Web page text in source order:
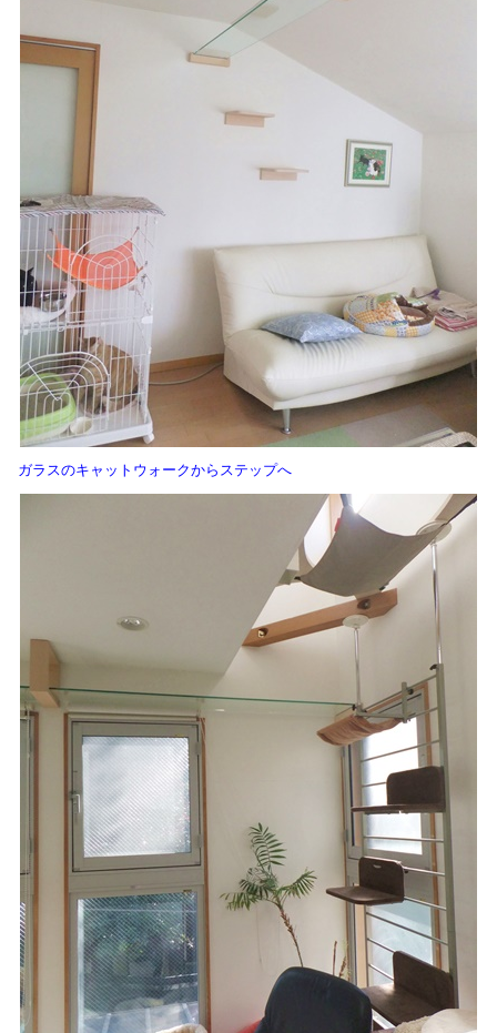
ガラスのキャットウォークからステップへ